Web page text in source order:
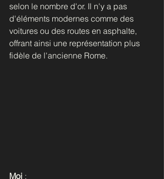
selon le nombre d'or. Il n'y a pas
d'éléments modernes comme des
voitures ou des routes en asphalte,
offrant ainsi une représentation plus
fidèle de l'ancienne Rome.
Moi :